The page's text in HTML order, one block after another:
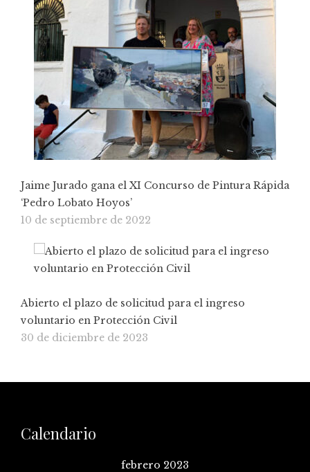
Jaime Jurado gana el XI Concurso de Pintura Rápida
‘Pedro Lobato Hoyos’
10 de septiembre de 2022
Abierto el plazo de solicitud para el ingreso
voluntario en Protección Civil
30 de diciembre de 2023
Calendario
febrero 2023